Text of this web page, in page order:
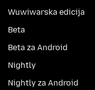
Wuwiwarska edicija
Beta
Beta za Android
Nightly
Nightly za Android